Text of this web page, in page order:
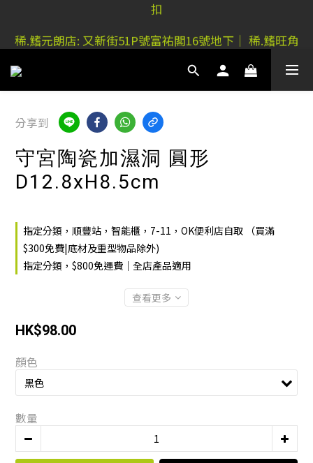
稀.鰭元朗店: 又新街51P號富祐閣16號地下｜ 稀.鰭旺角
店: 西洋菜南街101號金德行11樓
稀.鰭元朗店: 又新街51P號富祐閣16號地下｜ 稀.鰭旺角
店: 西洋菜南街101號金德行11樓
分享到
守宮陶瓷加濕洞 圓形
D12.8xH8.5cm
指定分類，順豐站，智能櫃，7-11，OK便利店自取 （買滿
$300免費|底材及重型物品除外)
指定分類，$800免運費｜全店產品適用
查看更多
HK$98.00
顏色
數量